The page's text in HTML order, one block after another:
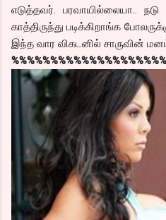
எடுத்தவர். பரவாயில்லையா.. நடு
காத்திருந்து படிக்கிறாங்க
இந்த வார விகடனில் சாருவின்